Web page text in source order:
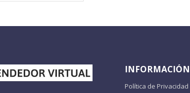
INFORMACIÓN
Política de Privacidad